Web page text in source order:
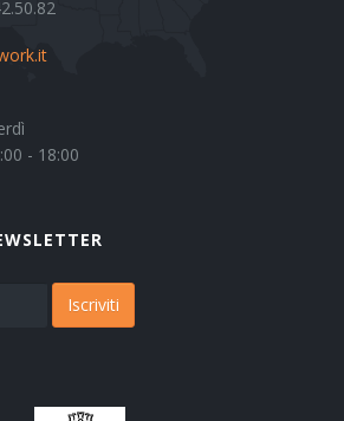
- 18:00
Iscriviti